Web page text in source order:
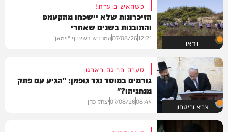
וידאו
כשהאש בוערת!
הזיכרונות שלא יישכחו מהקעמפ
והתובנות בשנים שאחרי
12:21
07/08/26המחדש בשיתוף "וימאן"
צבא וביטחון
סערה חריגה בארגון
גורמים במוסד נגד גופמן: "הגיע עם פתק
מנתניהו?"
08:44
07/08/26יצחק כהן